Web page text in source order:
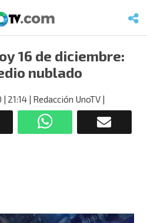
16 de diciembre:
nublado
| 21:14 | Redacción UnoTV |